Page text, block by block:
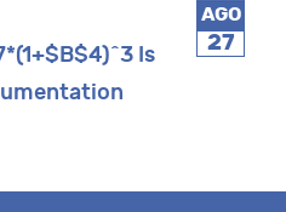
AGO
27
Is